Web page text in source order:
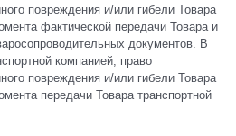
повреждения и/или гибели Товара
фактической передачи Товара и
документов. В
компанией, право
повреждения и/или гибели Товара
передачи Товара транспортной